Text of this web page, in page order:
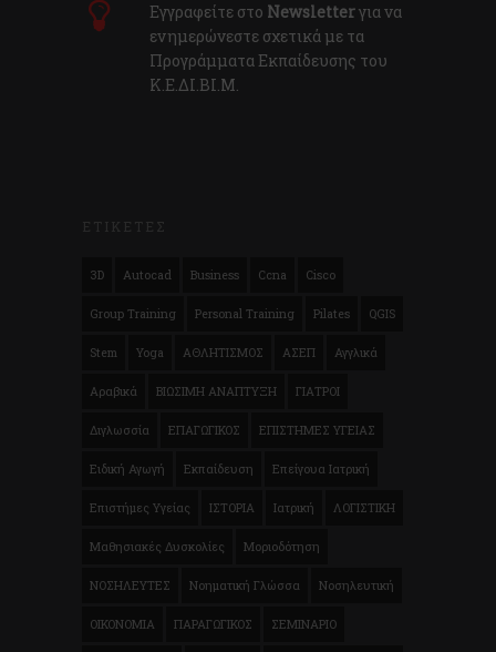
Εγγραφείτε στο Newsletterγια να
ενημερώνεστε σχετικά με τα
Προγράμματα Εκπαίδευσης του
Κ.E.ΔI.ΒI.Μ.
ΕΤΙΚΕΤΕΣ
3D Autocad Business Ccna Cisco
Group Training Personal Training Pilates QGIS
Stem Yoga ΑΘΛΗΤΙΣΜΟΣ ΑΣΕΠ Αγγλικά
Αραβικά ΒΙΩΣΙΜΗ ΑΝΑΠΤΥΞΗ ΓΙΑΤΡΟΙ
Διγλωσσία ΕΠΑΓΩΓΙΚΟΣ ΕΠΙΣΤΗΜΕΣ ΥΓΕΙΑΣ
Ειδική Αγωγή Εκπαίδευση Επείγουα Ιατρική
Επιστήμες Υγείας ΙΣΤΟΡΙΑ Ιατρική ΛΟΓΙΣΤΙΚΗ
Μαθησιακές Δυσκολίες Μοριοδότηση
ΝΟΣΗΛΕΥΤΕΣ Νοηματική Γλώσσα Νοσηλευτική
ΟΙΚΟΝΟΜΙΑ ΠΑΡΑΓΩΓΙΚΟΣ ΣΕΜΙΝΑΡΙΟ